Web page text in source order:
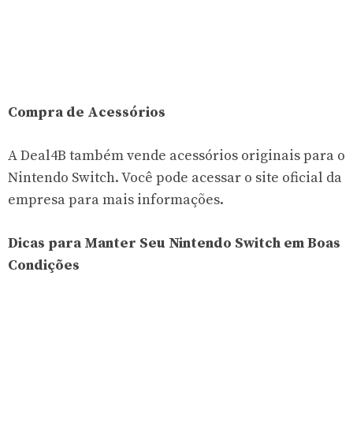
Compra de Acessórios
A Deal4B também vende acessórios originais para o
Nintendo Switch. Você pode acessar o site oficial da
empresa para mais informações.
Dicas para Manter Seu Nintendo Switch em Boas
Condições